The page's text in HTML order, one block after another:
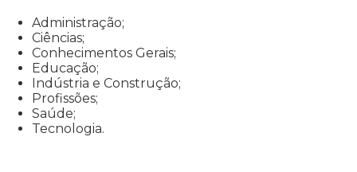
Administração;
Ciências;
Conhecimentos Gerais;
Educação;
Indústria e Construção;
Profissões;
Saúde;
Tecnologia.